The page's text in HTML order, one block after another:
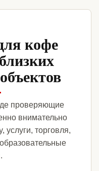
кофе
проверяющие
внимательно
услуги, торговля,